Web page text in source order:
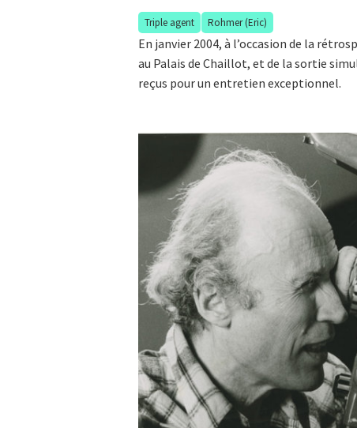
Triple agent Rohmer (Eric)
En janvier 2004, à l’occasion de la
au Palais de Chaillot, et de la sortie
reçus pour un entretien exceptionnel.